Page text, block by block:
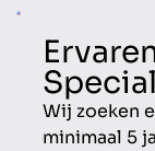
Wij zoeken
minimaal 5